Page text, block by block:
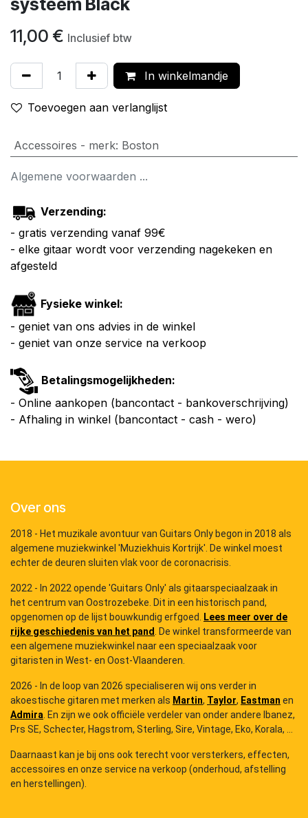
systeem Black
11,00 € Inclusief btw
In winkelmandje
Toevoegen aan verlanglijst
Accessoires - merk: Boston
Algemene voorwaarden ...
Verzending:
- gratis verzending vanaf 99€
- elke gitaar wordt voor verzending nagekeken en
afgesteld
Fysieke winkel:
- geniet van ons advies in de winkel
- geniet van onze service na verkoop
Betalingsmogelijkheden:
- Online aankopen (bancontact - bankoverschrijving)
- Afhaling in winkel (bancontact - cash - wero)
Over ons
2018 - Het muzikale avontuur van Guitars Only begon in 2018 als
algemene muziekwinkel 'Muziekhuis Kortrijk'. De winkel moest
echter de deuren sluiten vlak voor de coronacrisis.
2022 - In 2022 opende 'Guitars Only' als gitaarspeciaalzaak in
het centrum van Oostrozebeke. Dit in een historisch pand,
opgenomen op de lijst bouwkundig erfgoed. Lees meer over de
rijke geschiedenis van het pand. De winkel transformeerde van
een algemene muziekwinkel naar een speciaalzaak voor
gitaristen in West- en Oost-Vlaanderen.
2026 - In de loop van 2026 specialiseren wij ons verder in
akoestische gitaren met merken als Martin, Taylor, Eastman en
Admira. En zijn we ook officiële verdeler van onder andere Ibanez,
Prs SE, Schecter, Hagstrom, Sterling, Sire, Vintage, Eko, Korala, ...
Daarnaast kan je bij ons ook terecht voor versterkers, effecten,
accessoires en onze service na verkoop (onderhoud, afstelling
en herstellingen).